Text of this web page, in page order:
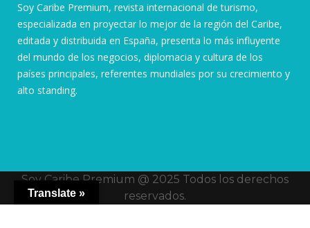
Soy Caribe Premium, revista internacional de turismo,
especializada en proyectar lo mejor de la región del Caribe,
editada y distribuida en España, presenta lo más influyente
del mundo de los negocios, diplomacia y cultura de los
países principales, referentes mundiales por su crecimiento y
alto standing.
Soy Caribe Premium @ 2025 Todos los derechos
reservados.
Translate »